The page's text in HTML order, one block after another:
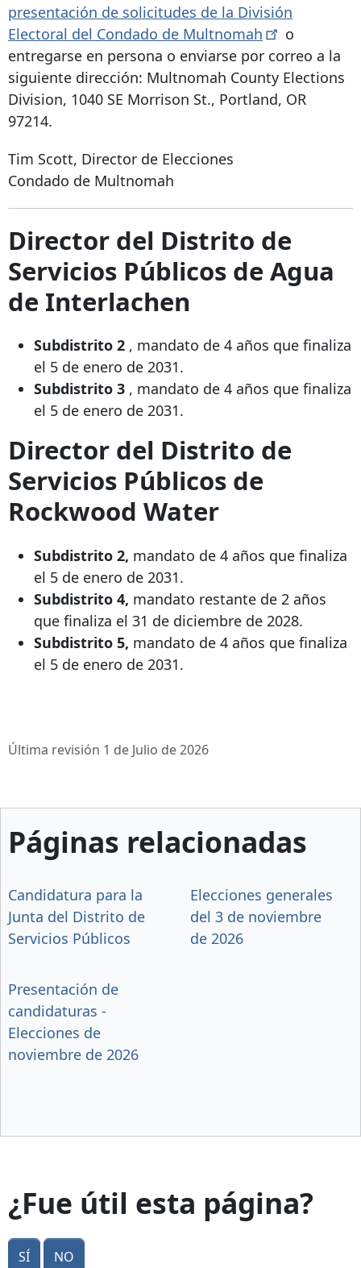
presentación de solicitudes de la División
Electoral del Condado de Multnomah
o
entregarse en persona o enviarse por correo a la
siguiente dirección: Multnomah County Elections
Division, 1040 SE Morrison St., Portland, OR
97214.
Tim Scott, Director de Elecciones
Condado de Multnomah
Director del Distrito de
Servicios Públicos de Agua
de Interlachen
Subdistrito 2 , mandato de 4 años que finaliza
el 5 de enero de 2031.
Subdistrito 3 , mandato de 4 años que finaliza
el 5 de enero de 2031.
Director del Distrito de
Servicios Públicos de
Rockwood Water
Subdistrito 2, mandato de 4 años que finaliza
el 5 de enero de 2031.
Subdistrito 4, mandato restante de 2 años
que finaliza el 31 de diciembre de 2028.
Subdistrito 5, mandato de 4 años que finaliza
el 5 de enero de 2031.
Última revisión 1 de Julio de 2026
Páginas relacionadas
Candidatura para la
Junta del Distrito de
Servicios Públicos
Elecciones generales
del 3 de noviembre
de 2026
Presentación de
candidaturas -
Elecciones de
noviembre de 2026
¿Fue útil esta página?
Sí No